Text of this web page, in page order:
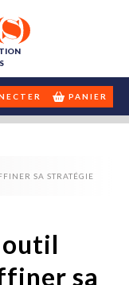
PANIER
SA STRATÉGIE
sa